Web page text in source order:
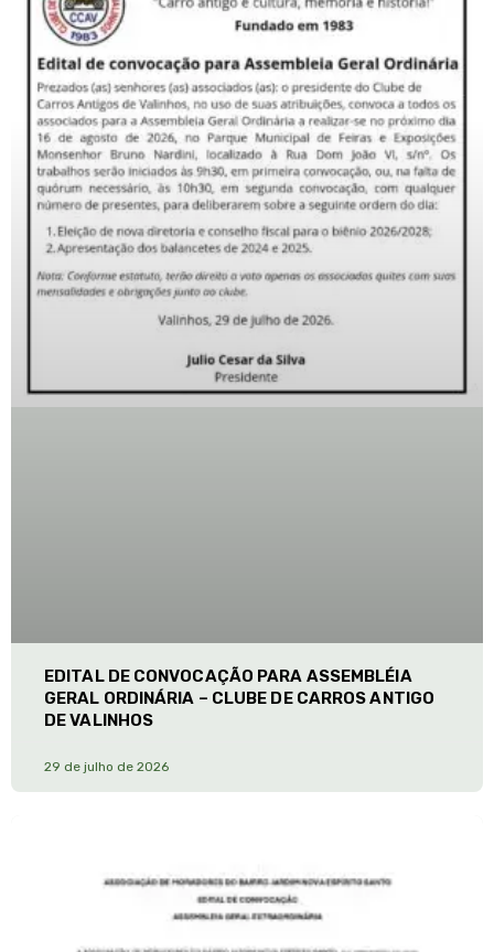
EDITAL DE CONVOCAÇÃO PARA ASSEMBLÉIA
GERAL ORDINÁRIA – CLUBE DE CARROS ANTIGO
DE VALINHOS
29 de julho de 2026